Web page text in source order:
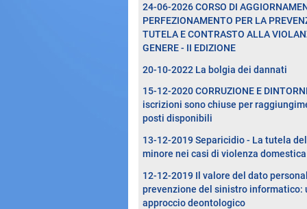
24-06-2026 CORSO DI
PERFEZIONAMENTO PER LA
TUTELA E CONTRASTO ALLA
GENERE - II EDIZIONE
20-10-2022 La bolgia dei dannati
15-12-2020 CORRUZIONE E
iscrizioni sono chiuse per
posti disponibili
13-12-2019 Separicidio - La tutela del
minore nei casi di violenza domestica
12-12-2019 Il valore del dato
prevenzione del sinistro informatico:
approccio deontologico